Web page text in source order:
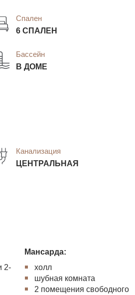
Спален
6 СПАЛЕН
Бассейн
В ДОМЕ
Канализация
ЦЕНТРАЛЬНАЯ
2-
Мансарда:
холл
шубная комната
2 помещения свободного